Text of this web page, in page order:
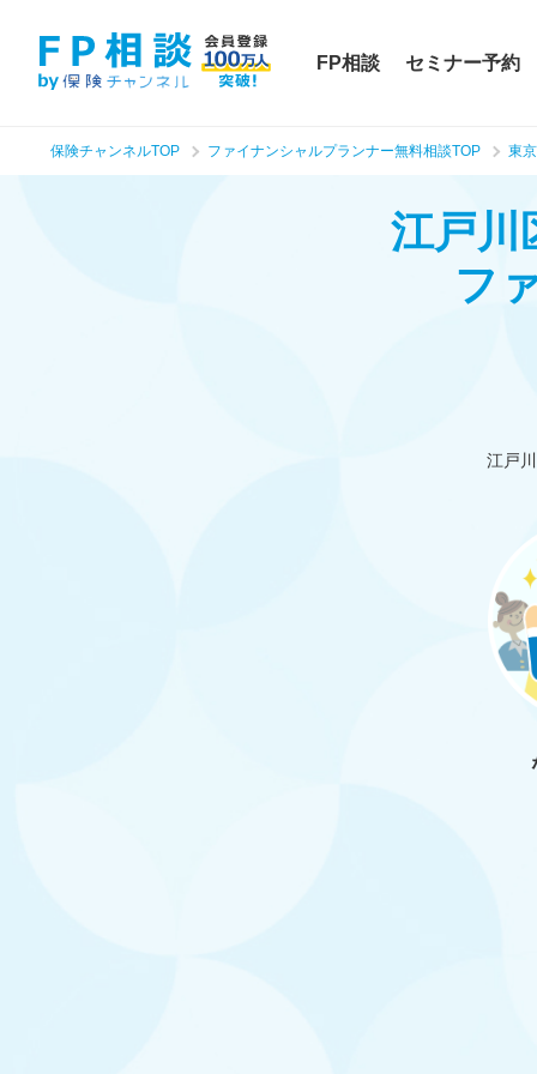
FP相談 セミナー予約
保険チャンネルTOP ファイナンシャルプランナー無料相談TOP 東
江戸川
フ
江戸